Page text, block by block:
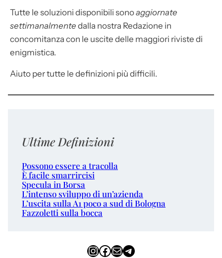
Tutte le soluzioni disponibili sonoaggiornate
settimanalmente dalla nostra Redazione in
concomitanza con le uscite delle maggiori riviste di
enigmistica.
Aiuto per tutte le definizioni più difficili.
Ultime Definizioni
Possono essere a tracolla
È facile smarrircisi
Specula in Borsa
L’intenso sviluppo di un’azienda
L’uscita sulla A1 poco a sud di Bologna
Fazzoletti sulla bocca
InstagramFacebook Email Telegram